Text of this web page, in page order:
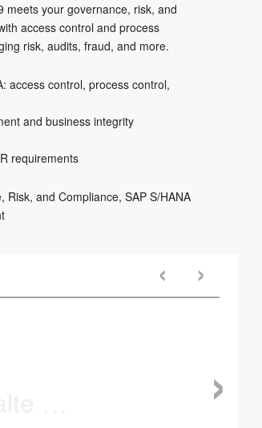
meets your governance, risk, and
access control and process
risk, audits, fraud, and more.
access control, process control,
and business integrity
requirements
Risk, and Compliance SAP S/HANA
‹ ›
›